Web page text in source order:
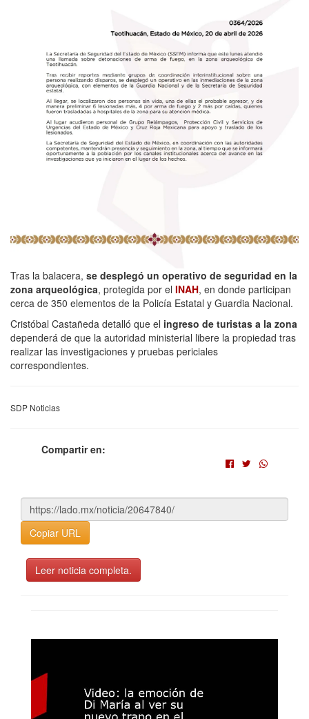
Tras la balacera, se desplegó un operativo de seguridad en la
zona arqueológica, protegida por el INAH, en donde participan
cerca de 350 elementos de la Policía Estatal y Guardia Nacional.
Cristóbal Castañeda detalló que el ingreso de turistas a la zona
dependerá de que la autoridad ministerial libere la propiedad tras
realizar las investigaciones y pruebas periciales
correspondientes.
SDP Noticias
Compartir en:
Copiar URL
Leer noticia completa.